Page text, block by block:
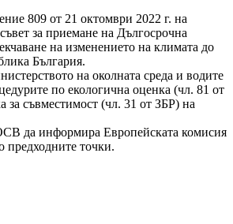
809 от 21 октомври 2022 г. на
за приемане на Дългосрочна
на изменението на климата до
България.
на околната среда и водите
по екологична оценка (чл. 81 от
съвместимост (чл. 31 от ЗБР) на
да информира Европейската комисия
предходните точки.